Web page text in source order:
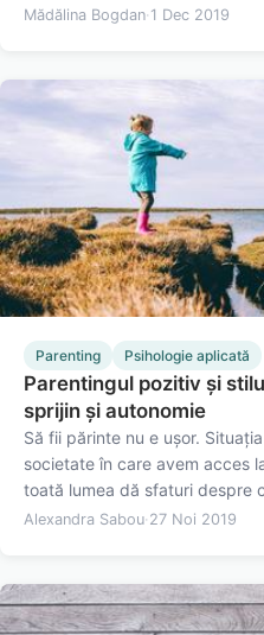
viitor. În acest articol voi
Mădălina Bogdan· 1 Dec 2019
Parenting Psihologie aplicată
Parentingul pozitiv și
sprijin și autonomie
Să fii părinte nu e ușor.
societate în care avem acces
toată lumea dă sfaturi despre
tot mai greu să distingem
Alexandra Sabou· 27 Noi 2019